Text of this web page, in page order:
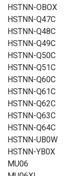
HSTNN-OBOX
HSTNN-Q47C
HSTNN-Q48C
HSTNN-Q49C
HSTNN-Q50C
HSTNN-Q51C
HSTNN-Q60C
HSTNN-Q61C
HSTNN-Q62C
HSTNN-Q63C
HSTNN-Q64C
HSTNN-UB0W
HSTNN-YB0X
MU06